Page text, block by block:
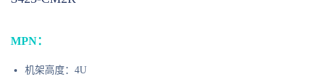
MPN：
机架高度：4U